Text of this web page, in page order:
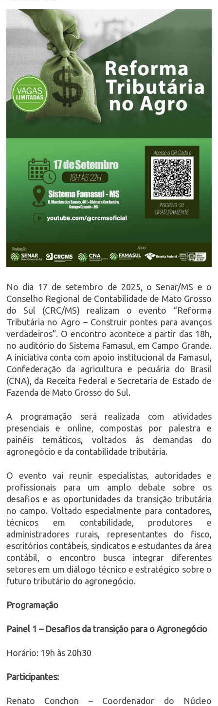
No dia 17 de setembro de 2025, o Senar/MS e o
Conselho Regional de Contabilidade de Mato Grosso
do Sul (CRC/MS) realizam o evento “Reforma
Tributária no Agro – Construir pontes para avanços
verdadeiros”. O encontro acontece a partir das 18h,
no auditório do Sistema Famasul, em Campo Grande.
A iniciativa conta com apoio institucional da Famasul,
Confederação da agricultura e pecuária do Brasil
(CNA), da Receita Federal e Secretaria de Estado de
Fazenda de Mato Grosso do Sul.
A programação será realizada com atividades
presenciais e online, compostas por palestra e
painéis temáticos, voltados às demandas do
agronegócio e da contabilidade tributária.
O evento vai reunir especialistas, autoridades e
profissionais para um amplo debate sobre os
desafios e as oportunidades da transição tributária
no campo. Voltado especialmente para contadores,
técnicos em contabilidade, produtores e
administradores rurais, representantes do fisco,
escritórios contábeis, sindicatos e estudantes da área
contábil, o encontro busca integrar diferentes
setores em um diálogo técnico e estratégico sobre o
futuro tributário do agronegócio.
Programação
Painel 1 – Desafios da transição para o Agronegócio
Horário: 19h às 20h30
Participantes:
Renato Conchon – Coordenador do Núcleo